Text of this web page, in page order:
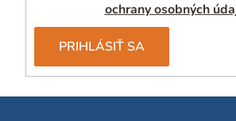
ochrany osobných
PRIHLÁSIŤ SA